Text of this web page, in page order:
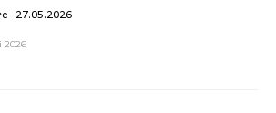
-27.05.2026
2026